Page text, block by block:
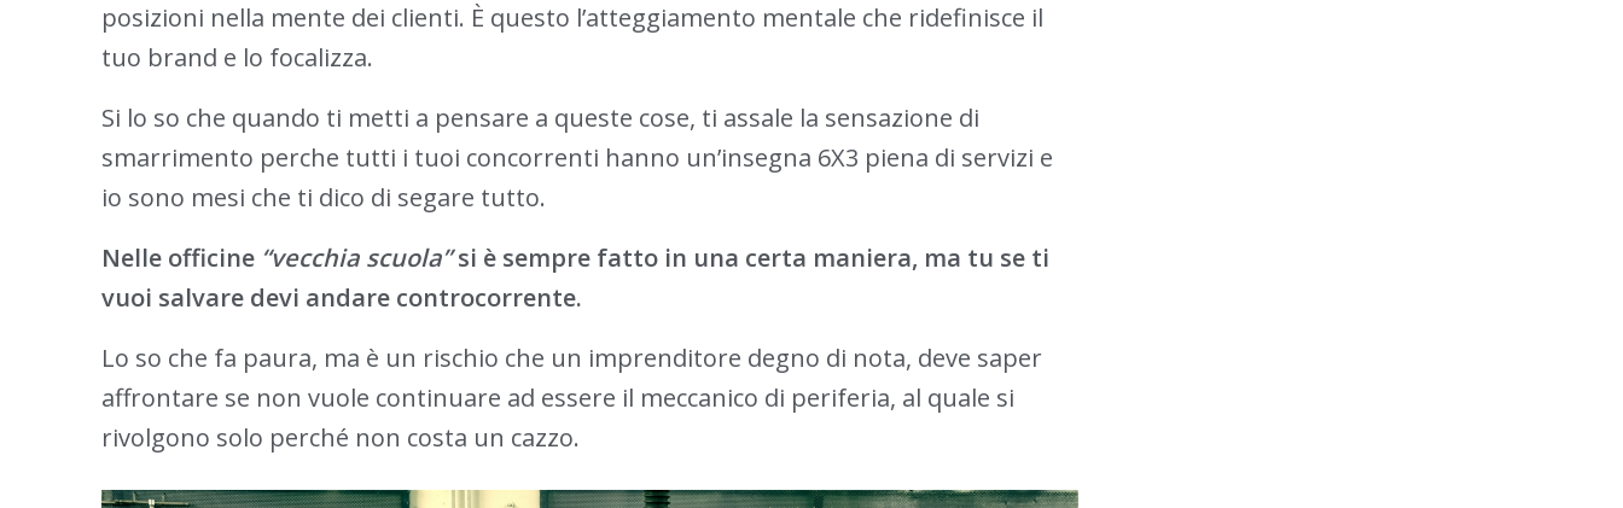
posizioni nella mente dei clienti. È questo l’atteggiamento mentale che ridefinisce il
tuo brand e lo focalizza.
Si lo so che quando ti metti a pensare a queste cose, ti assale la sensazione di
smarrimento perche tutti i tuoi concorrenti hanno un’insegna 6X3 piena di servizi e
io sono mesi che ti dico di segare tutto.
Nelle officine “vecchia scuola”si è sempre fatto in una certa maniera, ma tu se ti
vuoi salvare devi andare controcorrente.
Lo so che fa paura, ma è un rischio che un imprenditore degno di nota, deve saper
affrontare se non vuole continuare ad essere il meccanico di periferia, al quale si
rivolgono solo perché non costa un cazzo.